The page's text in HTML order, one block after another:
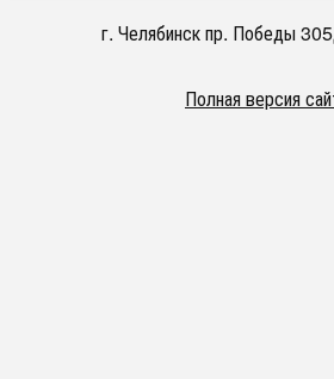
г. Челябинск пр. Победы
Полная версия